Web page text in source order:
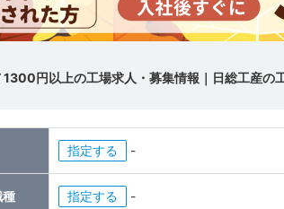
1300円以上の工場求人・募集情報｜日総工産の
指定 -
種 指定 -